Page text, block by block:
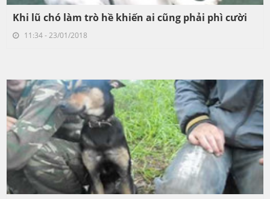
Khi lũ chó làm trò hề khiến ai cũng phải phì cười
11:34 - 23/01/2018